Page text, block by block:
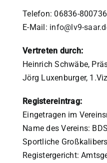
Telefon: 06836-800736
E-Mail: info@lv9-
Vertreten durch:
Heinrich Schwäbe,
Jörg Luxenburger,
Registereintrag:
Eingetragen im
Name des Vereins:
Sportliche
Registergericht: